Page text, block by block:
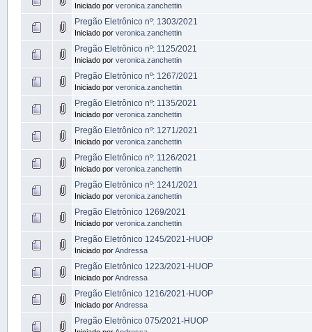
Iniciado por veronica.zanchettin
Pregão Eletrônico nº: 1303/2021
Iniciado por veronica.zanchettin
Pregão Eletrônico nº: 1125/2021
Iniciado por veronica.zanchettin
Pregão Eletrônico nº: 1267/2021
Iniciado por veronica.zanchettin
Pregão Eletrônico nº: 1135/2021
Iniciado por veronica.zanchettin
Pregão Eletrônico nº: 1271/2021
Iniciado por veronica.zanchettin
Pregão Eletrônico nº: 1126/2021
Iniciado por veronica.zanchettin
Pregão Eletrônico nº: 1241/2021
Iniciado por veronica.zanchettin
Pregão Eletrônico 1269/2021
Iniciado por veronica.zanchettin
Pregão Eletrônico 1245/2021-HUOP
Iniciado porAndressa
Pregão Eletrônico 1223/2021-HUOP
Iniciado porAndressa
Pregão Eletrônico 1216/2021-HUOP
Iniciado porAndressa
Pregão Eletrônico 075/2021-HUOP